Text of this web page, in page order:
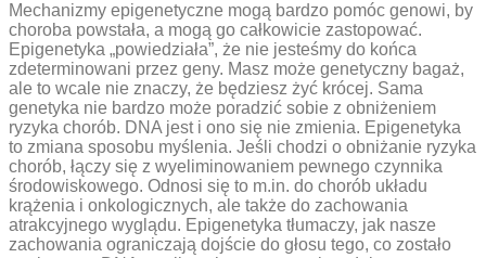
Mechanizmy epigenetyczne mogą bardzo pomóc genowi, by
choroba powstała, a mogą go całkowicie zastopować.
Epigenetyka „powiedziała”, że nie jesteśmy do końca
zdeterminowani przez geny. Masz może genetyczny bagaż,
ale to wcale nie znaczy, że będziesz żyć krócej. Sama
genetyka nie bardzo może poradzić sobie z obniżeniem
ryzyka chorób. DNA jest i ono się nie zmienia. Epigenetyka
to zmiana sposobu myślenia. Jeśli chodzi o obniżanie ryzyka
chorób, łączy się z wyeliminowaniem pewnego czynnika
środowiskowego. Odnosi się to m.in. do chorób układu
krążenia i onkologicznych, ale także do zachowania
atrakcyjnego wyglądu. Epigenetyka tłumaczy, jak nasze
zachowania ograniczają dojście do głosu tego, co zostało